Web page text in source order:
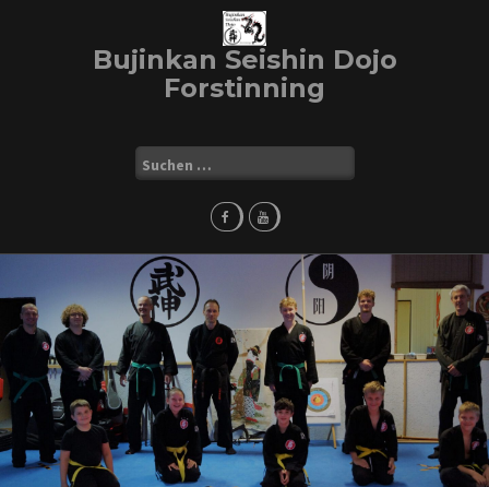
Bujinkan Seishin Dojo
Forstinning
Suchen
nach: